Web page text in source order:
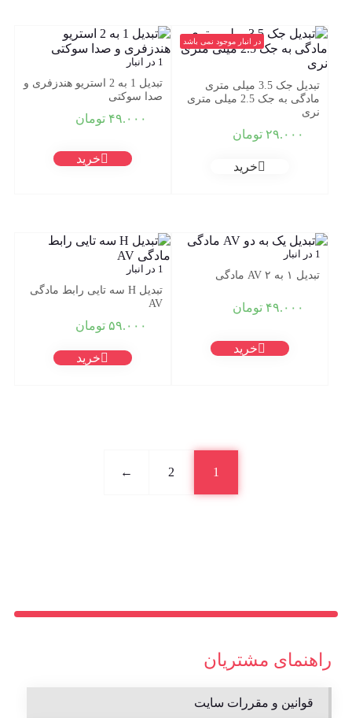
در انبار موجود نمی باشد
تبدیل جک 3.5 میلی متری
مادگی به جک 2.5 میلی متری
نری
۲۹.۰۰۰ تومان
خرید
1 در انبار
تبدیل 1 به 2 استریو هندزفری و
صدا سوکتی
۴۹.۰۰۰ تومان
خرید
1 در انبار
تبدیل ۱ به ۲ AV مادگی
۴۹.۰۰۰ تومان
خرید
1 در انبار
تبدیل H سه تایی رابط مادگی
AV
۵۹.۰۰۰ تومان
خرید
1
2
←
راهنمای مشتریان
قوانین و مقررات سایت